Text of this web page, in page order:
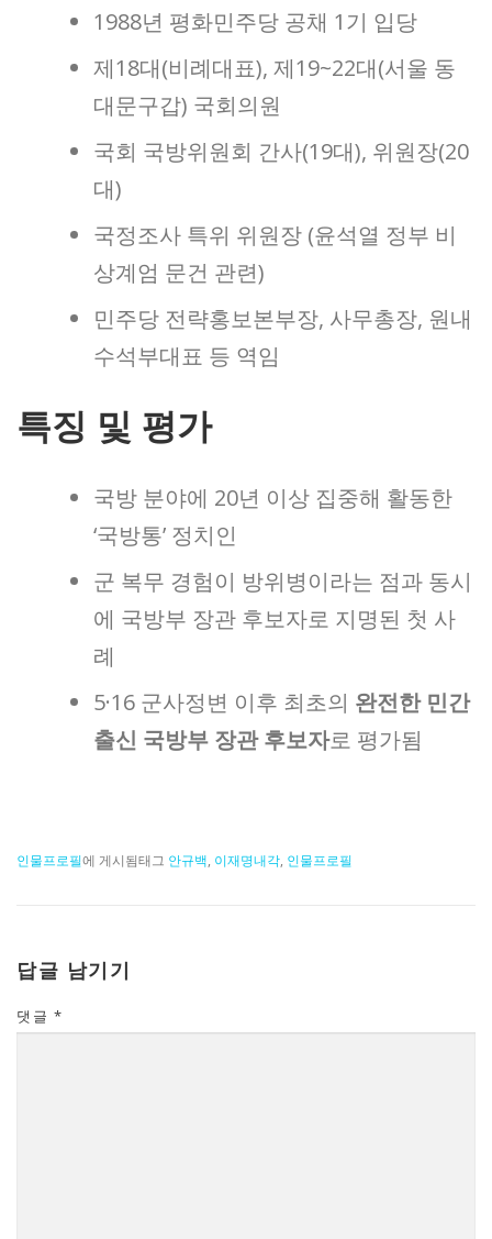
1988년 평화민주당 공채 1기 입당
제18대(비례대표), 제19~22대(서울 동
대문구갑) 국회의원
국회 국방위원회 간사(19대), 위원장(20
대)
국정조사 특위 위원장 (윤석열 정부 비
상계엄 문건 관련)
민주당 전략홍보본부장, 사무총장, 원내
수석부대표 등 역임
특징 및 평가
국방 분야에 20년 이상 집중해 활동한
‘국방통’ 정치인
군 복무 경험이 방위병이라는 점과 동시
에 국방부 장관 후보자로 지명된 첫 사
례
5·16 군사정변 이후 최초의 완전한 민간
출신 국방부 장관 후보자로 평가됨
인물프로필에 게시됨태그 안규백, 이재명내각, 인물프로필
답글 남기기
댓글 *